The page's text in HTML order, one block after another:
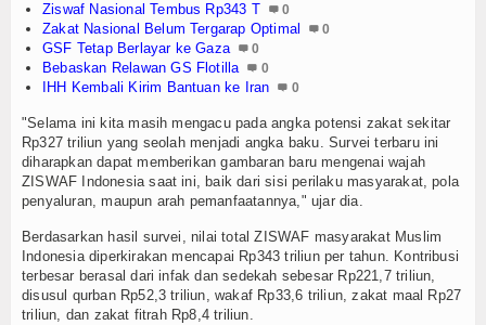
Filantroper
Zakatpedia
Organisasi Filantropi
HIKMAH
Cerpen
Resensi
Ziswaf Nasional Tembus Rp343 T 0
Zakat Nasional Belum Tergarap Optimal 0
GSF Tetap Berlayar ke Gaza 0
Bebaskan Relawan GS Flotilla 0
IHH Kembali Kirim Bantuan ke Iran 0
"Selama ini kita masih mengacu pada angka potensi zakat sekitar
Rp327 triliun yang seolah menjadi angka baku. Survei terbaru ini
diharapkan dapat memberikan gambaran baru mengenai wajah
ZISWAF Indonesia saat ini, baik dari sisi perilaku masyarakat, pola
penyaluran, maupun arah pemanfaatannya," ujar dia.
Berdasarkan hasil survei, nilai total ZISWAF masyarakat Muslim
Indonesia diperkirakan mencapai Rp343 triliun per tahun. Kontribusi
terbesar berasal dari infak dan sedekah sebesar Rp221,7 triliun,
disusul qurban Rp52,3 triliun, wakaf Rp33,6 triliun, zakat maal Rp27
triliun, dan zakat fitrah Rp8,4 triliun.